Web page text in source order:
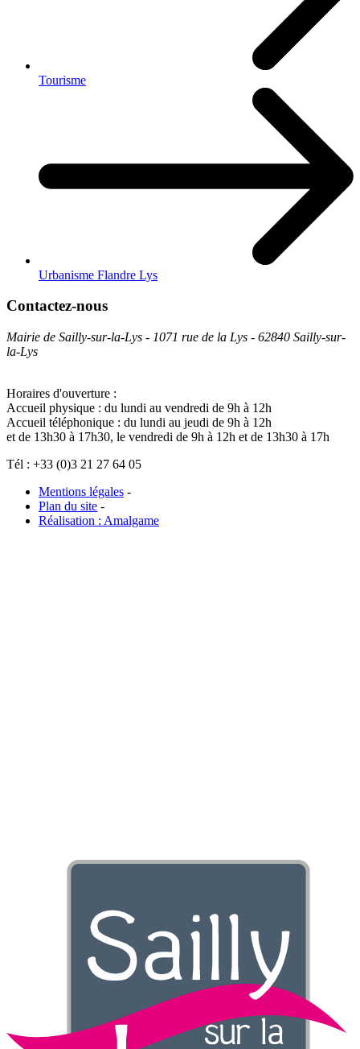
Tourisme
Urbanisme Flandre Lys
Contactez-nous
Mairie de Sailly-sur-la-Lys - 1071 rue de la Lys - 62840 Sailly-sur-
la-Lys
Horaires d'ouverture :
Accueil physique : du lundi au vendredi de 9h à 12h
Accueil téléphonique : du lundi au jeudi de 9h à 12h
et de 13h30 à 17h30, le vendredi de 9h à 12h et de 13h30 à 17h
Tél : +33 (0)3 21 27 64 05
Mentions légales -
Plan du site -
Réalisation : Amalgame